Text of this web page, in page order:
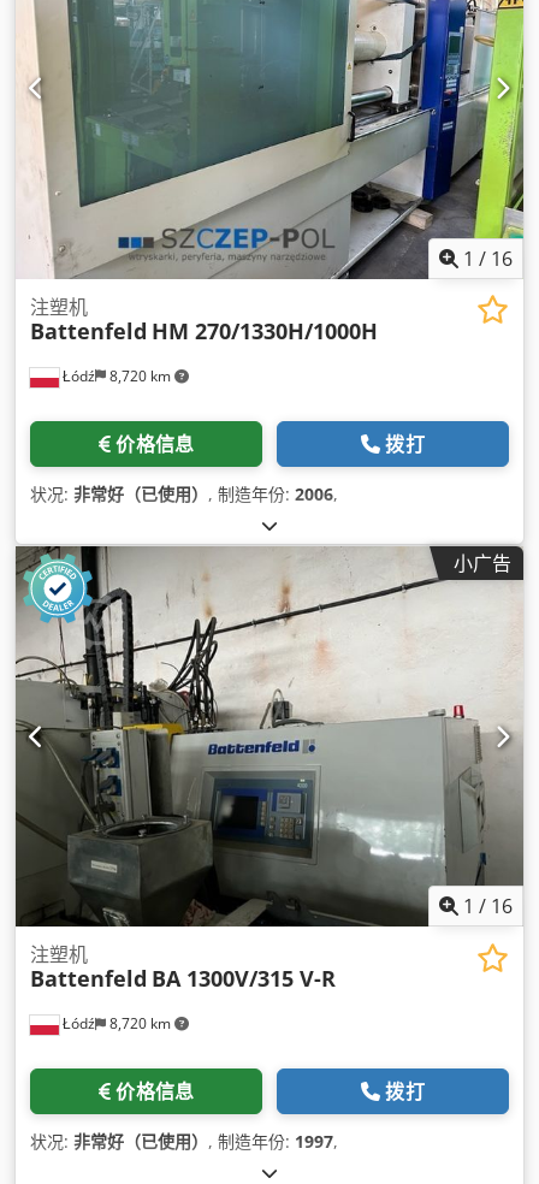
1 / 16
Łódź 8,720 km
注塑机
Battenfeld HM 270/1330H/1000H
价格信息 拨打
状况: 非常好（已使用） , 制造年份: 2006,
小广告
1 / 16
Łódź 8,720 km
注塑机
Battenfeld BA 1300V/315 V-R
价格信息 拨打
状况: 非常好（已使用） , 制造年份: 1997,